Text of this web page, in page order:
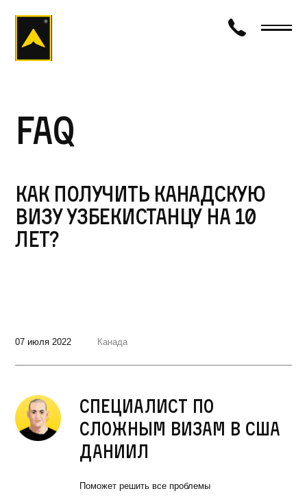
FAQ
Как получить канадскую
визу узбекистанцу на 10
лет?
07 июля 2022 Канада
Специалист по
сложным визам в США
Даниил
Поможет решить все проблемы